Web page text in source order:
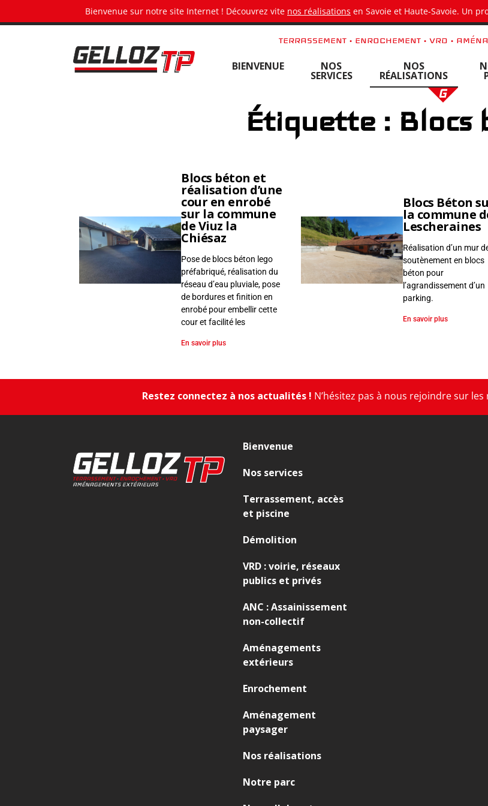
Bienvenue sur notre site Internet ! Découvrez vite nos réalisations en Savoie et Haute-Savoie. Un
G
e
r
h
e
m
TERRASSEMENT • ENROCHEMENT • VRD •
BIENVENUE NOS
SERVICES
NOS
RÉALISATIONS
Étiquette : Blocs
Blocs béton et
réalisation d’une
cour en enrobé
sur la commune
de Viuz la
Chiésaz
Pose de blocs béton lego
préfabriqué, réalisation du
réseau d’eau pluviale, pose
de bordures et finition en
enrobé pour embellir cette
cour et facilité les
En savoir plus
Blocs Béton
la commune
Lescheraines
Réalisation d’un mur
soutènement en blocs
béton pour
l’agrandissement d’un
parking.
En savoir plus
Restez connectez à nos actualités ! N’hésitez pas à nous rejoindre sur les
Bienvenue
Nos services
Terrassement, accès
et piscine
Démolition
VRD : voirie, réseaux
publics et privés
ANC : Assainissement
non-collectif
Aménagements
extérieurs
Enrochement
Aménagement
paysager
Nos réalisations
Notre parc
Panneau de gestion des cookies